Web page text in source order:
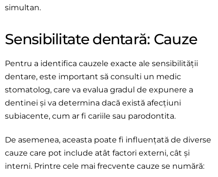
simultan.
Sensibilitate dentară: Cauze
Pentru a identifica cauzele exacte ale sensibilității
dentare, este important să consulti un medic
stomatolog, care va evalua gradul de expunere a
dentinei și va determina dacă există afecțiuni
subiacente, cum ar fi cariile sau parodontita.
De asemenea, aceasta poate fi influențată de diverse
cauze care pot include atât factori externi, cât și
interni. Printre cele mai frecvente cauze se numără: